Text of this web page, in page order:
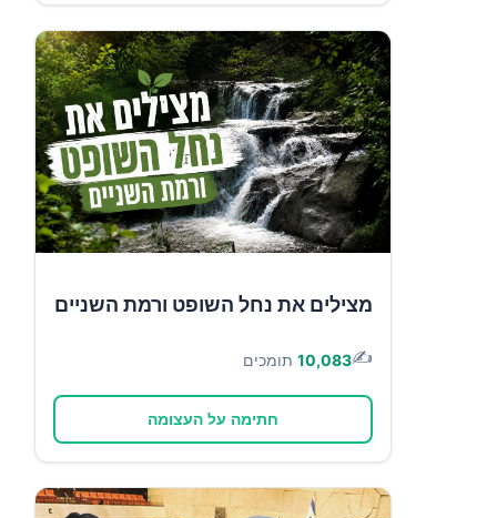
מצילים את נחל השופט ורמת השניים
✍️
10,083 תומכים
חתימה על העצומה